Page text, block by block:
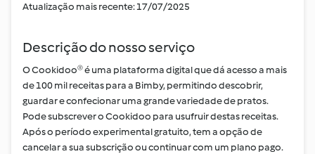
Atualização mais recente: 17/07/2025
Descrição do nosso serviço
O Cookidoo® é uma plataforma digital que dá acesso a mais
de 100 mil receitas para a Bimby, permitindo descobrir,
guardar e confecionar uma grande variedade de pratos.
Pode subscrever o Cookidoo para usufruir destas receitas.
Após o período experimental gratuito, tem a opção de
cancelar a sua subscrição ou continuar com um plano pago.